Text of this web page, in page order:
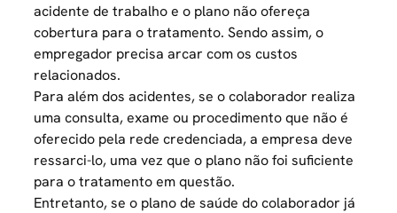
acidente de trabalho e o plano não ofereça
cobertura para o tratamento. Sendo assim, o
empregador precisa arcar com os custos
relacionados.
Para além dos acidentes, se o colaborador realiza
uma consulta, exame ou procedimento que não é
oferecido pela rede credenciada, a empresa deve
ressarci-lo, uma vez que o plano não foi suficiente
para o tratamento em questão.
Entretanto, se o plano de saúde do colaborador já